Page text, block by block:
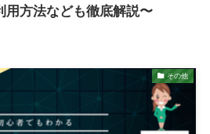
用方法なども徹底解説〜
その他